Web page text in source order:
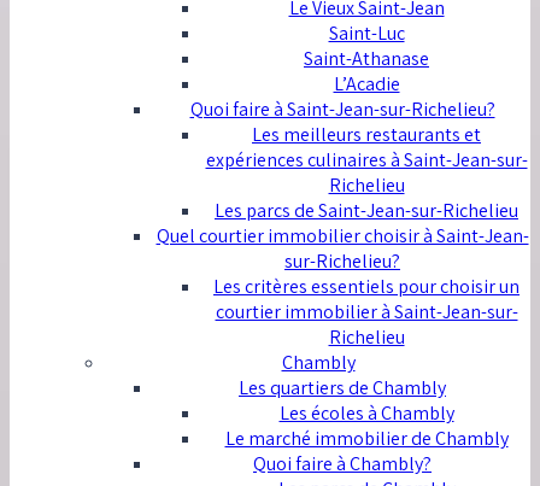
Le Vieux Saint-Jean
Saint-Luc
Saint-Athanase
L’Acadie
Quoi faire à Saint-Jean-sur-Richelieu?
Les meilleurs restaurants et
expériences culinaires à Saint-Jean-sur-
Richelieu
Les parcs de Saint-Jean-sur-Richelieu
Quel courtier immobilier choisir à Saint-Jean-
sur-Richelieu?
Les critères essentiels pour choisir un
courtier immobilier à Saint-Jean-sur-
Richelieu
Chambly
Les quartiers de Chambly
Les écoles à Chambly
Le marché immobilier de Chambly
Quoi faire à Chambly?